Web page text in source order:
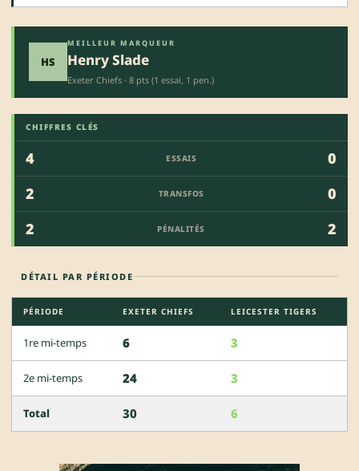
HS
MEILLEUR MARQUEUR
Henry Slade
Exeter Chiefs · 8 pts (1 essai, 1 pen.)
CHIFFRES CLÉS
4 ESSAIS
0
2
TRANSFOS
0
2
PÉNALITÉS 2
DÉTAIL PAR PÉRIODE
PÉRIODE EXETER CHIEFS LEICESTER TIGERS
1re mi-temps 6 3
2e mi-temps 24 3
Total 30 6